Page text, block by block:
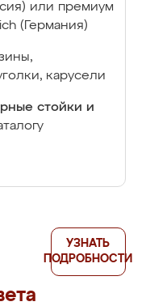
или премиум
(Германия)
карусели
стойки и
УЗНАТЬ
ПОДРОБНОСТИ